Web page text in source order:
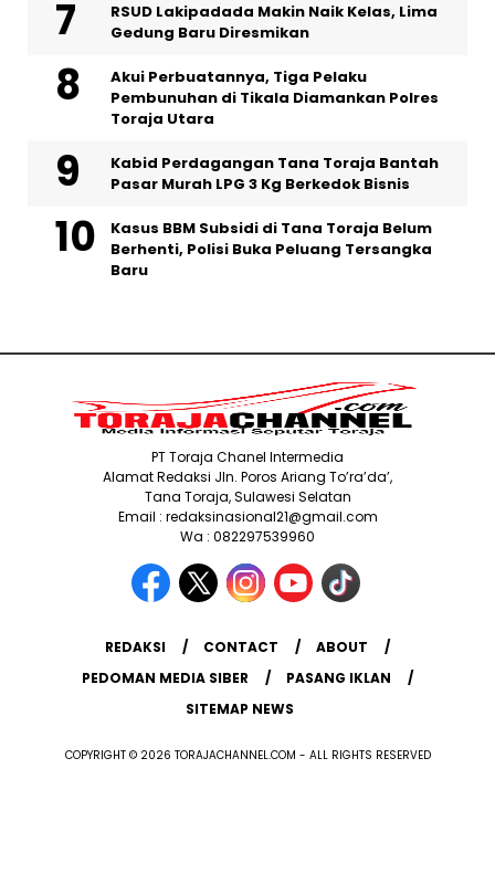
RSUD Lakipadada Makin Naik Kelas, Lima
Gedung Baru Diresmikan
Akui Perbuatannya, Tiga Pelaku
Pembunuhan di Tikala Diamankan Polres
Toraja Utara
Kabid Perdagangan Tana Toraja Bantah
Pasar Murah LPG 3 Kg Berkedok Bisnis
Kasus BBM Subsidi di Tana Toraja Belum
Berhenti, Polisi Buka Peluang Tersangka
Baru
PT Toraja Chanel Intermedia
Alamat Redaksi Jln. Poros Ariang To’ra’da’,
Tana Toraja, Sulawesi Selatan
Email : redaksinasional21@gmail.com
Wa : 082297539960
REDAKSI CONTACT
ABOUT
PEDOMAN MEDIA SIBER
PASANG IKLAN
SITEMAP NEWS
COPYRIGHT © 2026 TORAJACHANNEL.COM - ALL RIGHTS RESERVED